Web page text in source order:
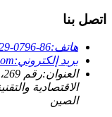
اتصل بنا
هاتف:86-0796-8113329
بريد إلكتروني:
العنوان:
الاقتصادية
الصين